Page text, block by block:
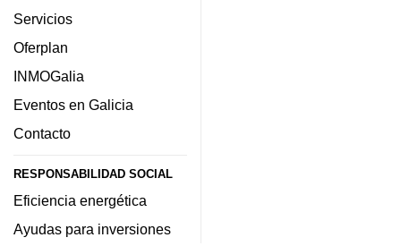
Servicios
Oferplan
INMOGalia
Eventos en Galicia
Contacto
RESPONSABILIDAD SOCIAL
Eficiencia energética
Ayudas para inversiones